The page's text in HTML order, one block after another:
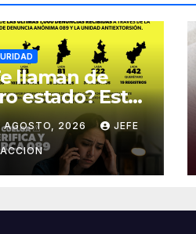
llaman de
estado? Estas
son más
para
en
AGOSTO, 2026 JEFE